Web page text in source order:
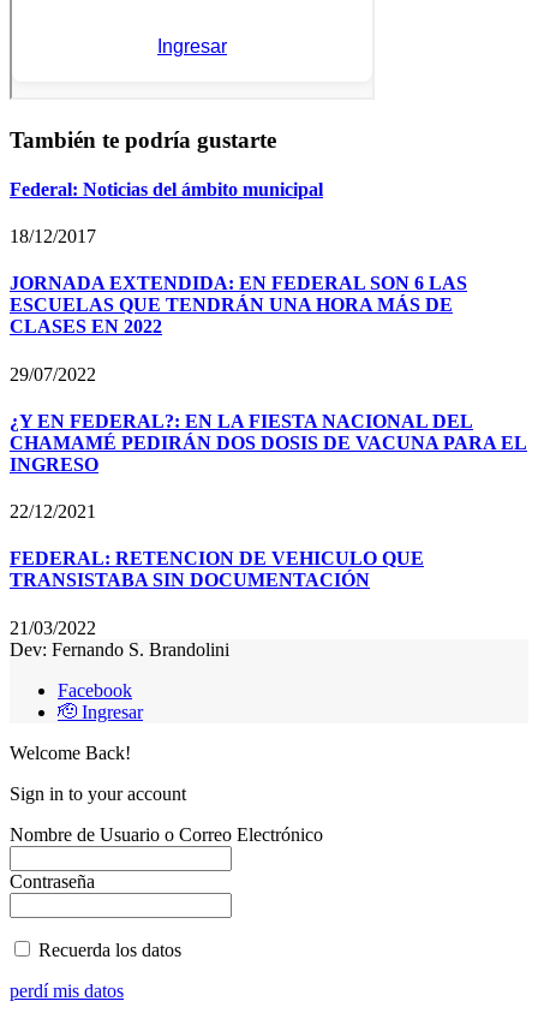
También te podría gustarte
Federal: Noticias del ámbito municipal
18/12/2017
JORNADA EXTENDIDA: EN FEDERAL SON 6 LAS
ESCUELAS QUE TENDRÁN UNA HORA MÁS DE
CLASES EN 2022
29/07/2022
¿Y EN FEDERAL?: EN LA FIESTA NACIONAL DEL
CHAMAMÉ PEDIRÁN DOS DOSIS DE VACUNA PARA EL
INGRESO
22/12/2021
FEDERAL: RETENCION DE VEHICULO QUE
TRANSISTABA SIN DOCUMENTACIÓN
21/03/2022
Dev: Fernando S. Brandolini
Facebook
🫡 Ingresar
Welcome Back!
Sign in to your account
Nombre de Usuario o Correo Electrónico
Contraseña
Recuerda los datos
perdí mis datos